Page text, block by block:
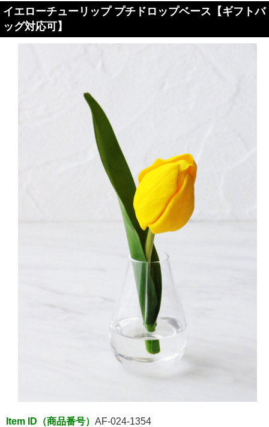
イエローチューリップ プチドロップベース【ギフトバ
ッグ対応可】
Item ID（商品番号） AF-024-1354